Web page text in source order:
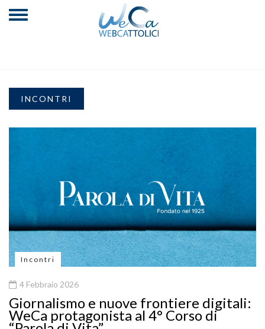
INCONTRI
Incontri
4 Febbraio 2026
Giornalismo e nuove frontiere digitali:
WeCa protagonista al 4° Corso di